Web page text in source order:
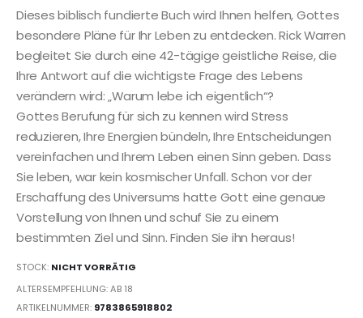
Dieses biblisch fundierte Buch wird Ihnen helfen, Gottes
besondere Pläne für Ihr Leben zu entdecken. Rick Warren
begleitet Sie durch eine 42-tägige geistliche Reise, die
Ihre Antwort auf die wichtigste Frage des Lebens
verändern wird: „Warum lebe ich eigentlich“?
Gottes Berufung für sich zu kennen wird Stress
reduzieren, Ihre Energien bündeln, Ihre Entscheidungen
vereinfachen und Ihrem Leben einen Sinn geben. Dass
Sie leben, war kein kosmischer Unfall. Schon vor der
Erschaffung des Universums hatte Gott eine genaue
Vorstellung von Ihnen und schuf Sie zu einem
bestimmten Ziel und Sinn. Finden Sie ihn heraus!
STOCK: NICHT VORRÄTIG
ALTERSEMPFEHLUNG: AB 18
ARTIKELNUMMER: 9783865918802